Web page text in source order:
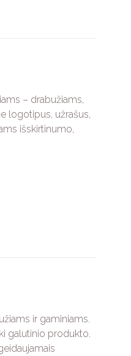
– drabužiams,
logotipus, užrašus,
išskirtinumo,
ir gaminiams.
galutinio produkto.